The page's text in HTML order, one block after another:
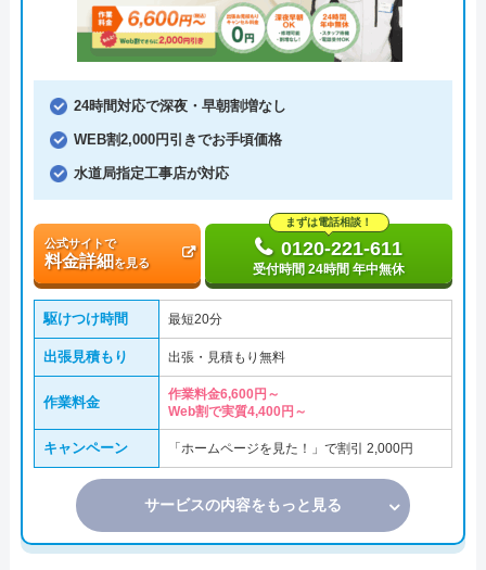
24時間対応で深夜・早朝割増なし
WEB割2,000円引きでお手頃価格
水道局指定工事店が対応
公式サイトで
料金詳細を見る
まずは電話相談！
0120-221-611
受付時間 24時間 年中無休
駆けつけ時間 最短20分
出張見積もり 出張・見積もり無料
作業料金
作業料金6,600円～
Web割で実質4,400円～
キャンペーン 「ホームページを見た！」で割引 2,000円
サービスの内容をもっと見る